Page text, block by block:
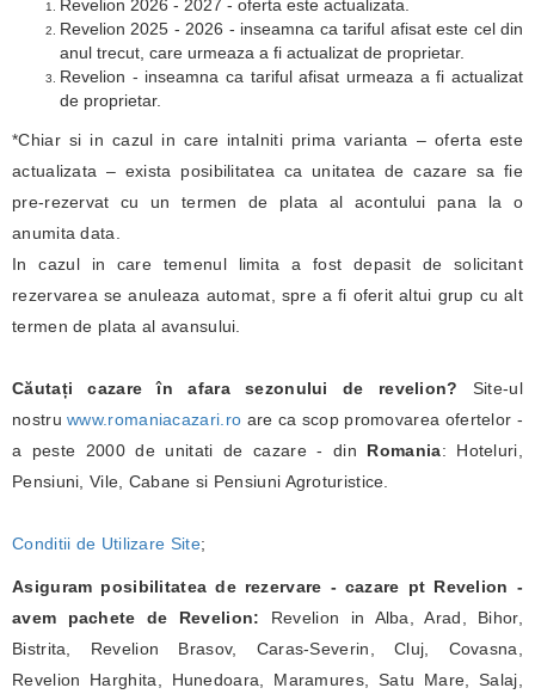
Revelion 2026 - 2027 - oferta este actualizata.
Revelion 2025 - 2026 - inseamna ca tariful afisat este cel din
anul trecut, care urmeaza a fi actualizat de proprietar.
Revelion - inseamna ca tariful afisat urmeaza a fi actualizat
de proprietar.
*Chiar si in cazul in care intalniti prima varianta – oferta este
actualizata – exista posibilitatea ca unitatea de cazare sa fie
pre-rezervat cu un termen de plata al acontului pana la o
anumita data.
In cazul in care temenul limita a fost depasit de solicitant
rezervarea se anuleaza automat, spre a fi oferit altui grup cu alt
termen de plata al avansului.
Căutați cazare în afara sezonului de revelion? Site-ul
nostruwww.romaniacazari.ro are ca scop promovarea ofertelor -
a peste 2000 de unitati de cazare - din Romania: Hoteluri,
Pensiuni, Vile, Cabane si Pensiuni Agroturistice.
Conditii de Utilizare Site;
Asiguram posibilitatea de rezervare - cazare pt Revelion -
avem pachete de Revelion: Revelion in Alba, Arad, Bihor,
Bistrita, Revelion Brasov, Caras-Severin, Cluj, Covasna,
Revelion Harghita, Hunedoara, Maramures, Satu Mare, Salaj,